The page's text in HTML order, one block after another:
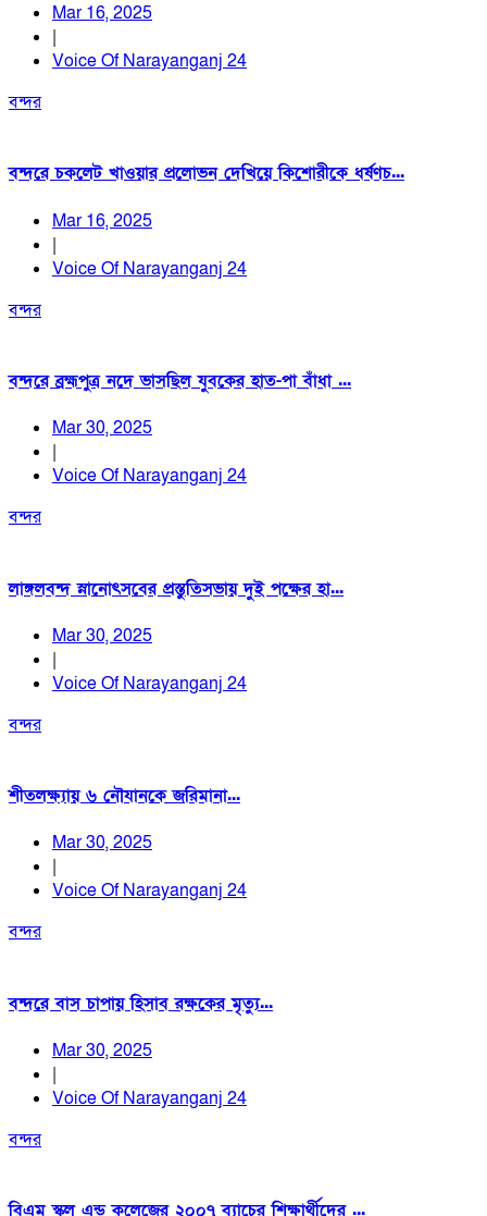
Mar 16, 2025
|
Voice Of Narayanganj 24
বন্দর
বন্দরে চকলেট খাওয়ার প্রলোভন দেখিয়ে কিশোরীকে ধর্ষণচ...
Mar 16, 2025
|
Voice Of Narayanganj 24
বন্দর
বন্দরে ব্রহ্মপুত্র নদে ভাসছিল যুবকের হাত-পা বাঁধা ...
Mar 30, 2025
|
Voice Of Narayanganj 24
বন্দর
লাঙ্গলবন্দ স্নানোৎসবের প্রস্তুতিসভায় দুই পক্ষের হা...
Mar 30, 2025
|
Voice Of Narayanganj 24
বন্দর
শীতলক্ষ্যায় ৬ নৌযানকে জরিমানা...
Mar 30, 2025
|
Voice Of Narayanganj 24
বন্দর
বন্দরে বাস চাপায় হিসাব রক্ষকের মৃত্যু...
Mar 30, 2025
|
Voice Of Narayanganj 24
বন্দর
বিএম স্কুল এন্ড কলেজের ২০০৭ ব্যাচের শিক্ষার্থীদের ...